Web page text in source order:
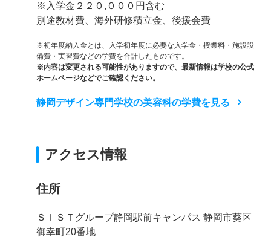
※入学金２２０,０００円含む
別途教材費、海外研修積立金、後援会費
※初年度納入金とは、入学初年度に必要な入学金・授業料・施設設
備費・実習費などの学費を合計したものです。
※内容は変更される可能性がありますので、最新情報は学校の公式
ホームページなどでご確認ください。
静岡デザイン専門学校の美容科の学費を見る
アクセス情報
住所
ＳＩＳＴグループ静岡駅前キャンパス 静岡市葵区
御幸町20番地